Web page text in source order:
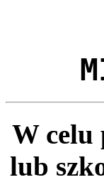
W celu
lub